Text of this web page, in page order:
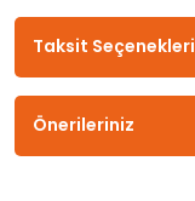
Taksit Seçenekleri
Önerileriniz